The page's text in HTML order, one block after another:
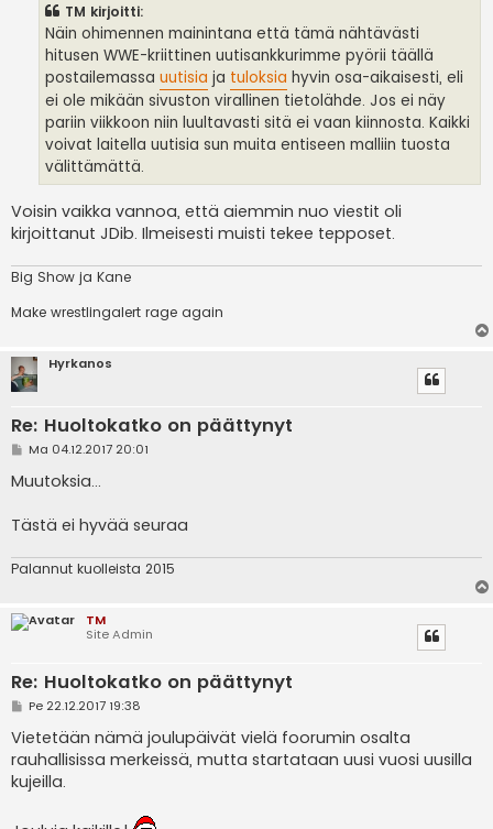
TM kirjoitti:
Näin ohimennen mainintana että tämä nähtävästi
hitusen WWE-kriittinen uutisankkurimme pyörii täällä
postailemassa uutisia ja tuloksia hyvin osa-aikaisesti, eli
ei ole mikään sivuston virallinen tietolähde. Jos ei näy
pariin viikkoon niin luultavasti sitä ei vaan kiinnosta. Kaikki
voivat laitella uutisia sun muita entiseen malliin tuosta
välittämättä.
Voisin vaikka vannoa, että aiemmin nuo viestit oli
kirjoittanut JDib. Ilmeisesti muisti tekee tepposet.
Big Show ja Kane
Make wrestlingalert rage again
Hyrkanos
Re: Huoltokatko on päättynyt
V
e
s
i
Ma 04.12.2017 20:01
Muutoksia...
Tästä ei hyvää seuraa
Palannut kuolleista 2015
TM
Site Admin
Re: Huoltokatko on päättynyt
V
e
s
t
i
Pe 22.12.2017 19:38
Vietetään nämä joulupäivät vielä foorumin osalta
rauhallisissa merkeissä, mutta startataan uusi vuosi uusilla
kujeilla.